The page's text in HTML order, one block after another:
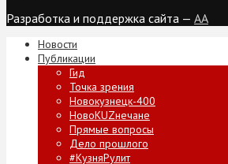
Разработка и поддержка сайта — AA
Новости
Публикации
Гид
Точка зрения
Новокузнецк-400
НовоKUZнечане
Прямые вопросы
Дело прошлого
#КузняРулит